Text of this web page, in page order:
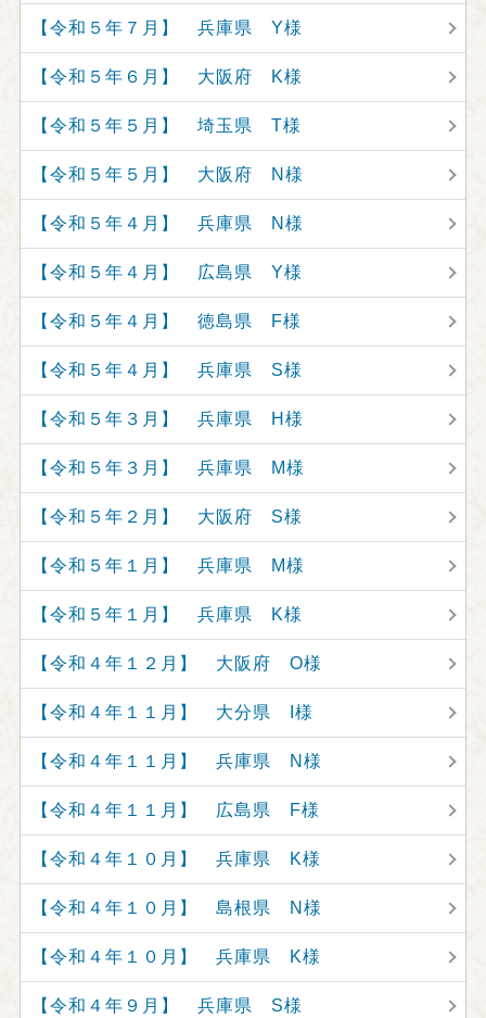
【令和５年７月】 兵庫県 Y様
【令和５年６月】 大阪府 K様
【令和５年５月】 埼玉県 T様
【令和５年５月】 大阪府 N様
【令和５年４月】 兵庫県 N様
【令和５年４月】 広島県 Y様
【令和５年４月】 徳島県 F様
【令和５年４月】 兵庫県 S様
【令和５年３月】 兵庫県 H様
【令和５年３月】 兵庫県 M様
【令和５年２月】 大阪府 S様
【令和５年１月】 兵庫県 M様
【令和５年１月】 兵庫県 K様
【令和４年１２月】 大阪府 O様
【令和４年１１月】 大分県 I様
【令和４年１１月】 兵庫県 N様
【令和４年１１月】 広島県 F様
【令和４年１０月】 兵庫県 K様
【令和４年１０月】 島根県 N様
【令和４年１０月】 兵庫県 K様
【令和４年９月】 兵庫県 S様